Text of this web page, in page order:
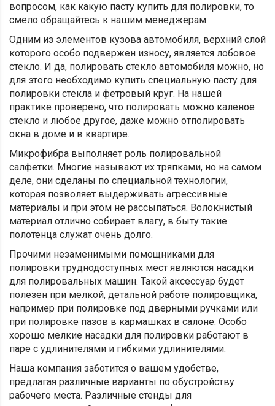
вопросом, как какую пасту купить для полировки, то
смело обращайтесь к нашим менеджерам.
Одним из элементов кузова автомобиля, верхний слой
которого особо подвержен износу, является лобовое
стекло. И да, полировать стекло автомобиля можно, но
для этого необходимо купить специальную пасту для
полировки стекла и фетровый круг. На нашей
практике проверено, что полировать можно каленое
стекло и любое другое, даже можно отполировать
окна в доме и в квартире.
Микрофибра выполняет роль полировальной
салфетки. Многие называют их тряпками, но на самом
деле, они сделаны по специальной технологии,
которая позволяет выдерживать агрессивные
материалы и при этом не рассыпаться. Волокнистый
материал отлично собирает влагу, в быту такие
полотенца служат очень долго.
Прочими незаменимыми помощниками для
полировки труднодоступных мест являются насадки
для полировальных машин. Такой аксессуар будет
полезен при мелкой, детальной работе полировщика,
например при полировке под дверными ручками или
при полировке пазов в кармашках в салоне. Особо
хорошо мелкие насадки для полировки работают в
паре с удлинителями и гибкими удлинителями.
Наша компания заботится о вашем удобстве,
предлагая различные варианты по обустройству
рабочего места. Различные стенды для